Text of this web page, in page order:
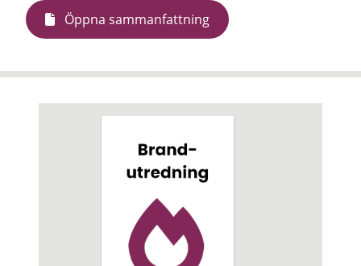
Öppna sammanfattning